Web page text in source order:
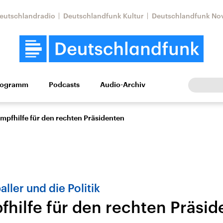
Deutschlandfunk Kultur Deutschlandfunk
Wissen Kultur Europa
Beiträge,
Nahostkonflikt
Iran
Podcasts Audio-Archiv
für den rechten Präsidenten
und die Politik
für den rechten